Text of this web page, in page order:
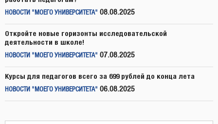
НОВОСТИ "МОЕГО УНИВЕРСИТЕТА" 08.08.2025
Откройте новые горизонты исследовательской
деятельности в школе!
НОВОСТИ "МОЕГО УНИВЕРСИТЕТА" 07.08.2025
Курсы для педагогов всего за 699 рублей до конца лета
НОВОСТИ "МОЕГО УНИВЕРСИТЕТА" 06.08.2025